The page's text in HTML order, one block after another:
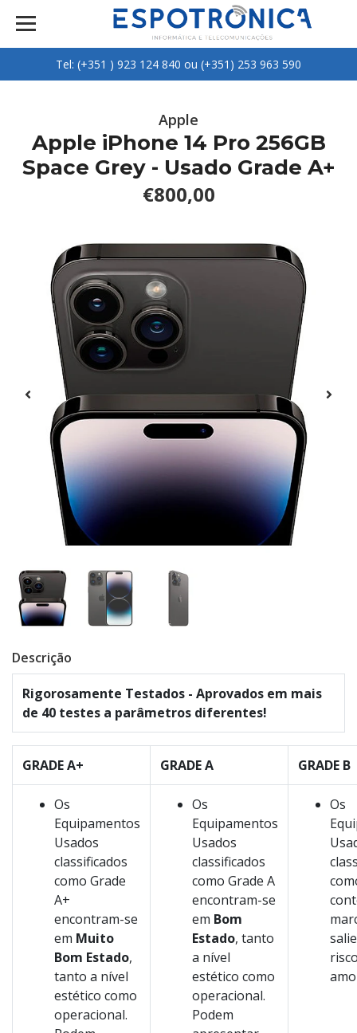
Tel: (+351 ) 923 124 840 ou (+351) 253 963 590
Apple
Apple iPhone 14 Pro 256GB
Space Grey - Usado Grade A+
€800,00
Descrição
Rigorosamente Testados - Aprovados em mais
de 40 testes a parâmetros diferentes!
GRADE A+ GRADE A GRADE B
Os
Equipamentos
Usados
classificados
como Grade
A+
encontram-se
em Muito
Bom Estado,
tanto a nível
estético como
operacional.
Os
Equipamentos
Usados
classificados
como Grade A
encontram-se
em Bom
Estado, tanto
a nível
estético como
operacional.
Podem
Os